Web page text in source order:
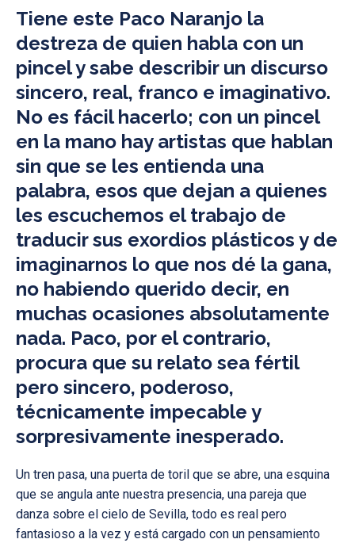
Tiene este Paco Naranjo la
destreza de quien habla con un
pincel y sabe describir un discurso
sincero, real, franco e imaginativo.
No es fácil hacerlo; con un pincel
en la mano hay artistas que hablan
sin que se les entienda una
palabra, esos que dejan a quienes
les escuchemos el trabajo de
traducir sus exordios plásticos y de
imaginarnos lo que nos dé la gana,
no habiendo querido decir, en
muchas ocasiones absolutamente
nada. Paco, por el contrario,
procura que su relato sea fértil
pero sincero, poderoso,
técnicamente impecable y
sorpresivamente inesperado.
Un tren pasa, una puerta de toril que se abre, una esquina
que se angula ante nuestra presencia, una pareja que
danza sobre el cielo de Sevilla, todo es real pero
fantasioso a la vez y está cargado con un pensamiento